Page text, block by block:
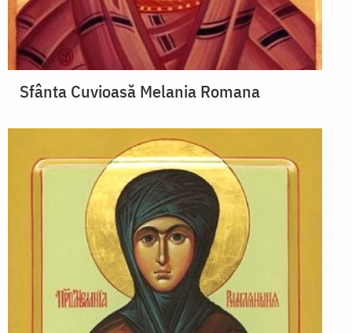
Sfânta Cuvioasă Melania Romana